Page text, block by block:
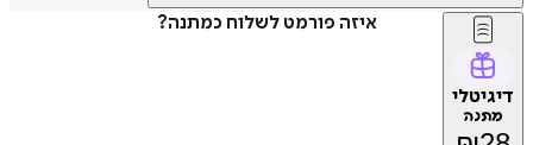
איזה פורמט לשלוח כמתנה?
דיגיטלי
מתנה